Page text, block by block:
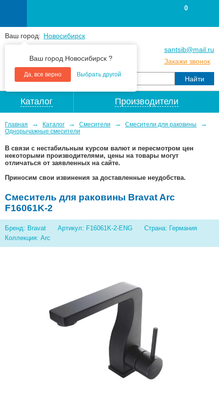
Ваш город: Новосибирск
Ваш город Новосибирск ?
Да, все верно Выбрать другой
+7(383) 213 79 30
santsib@mail.ru
Закажи звонок
0
Каталог Производители
Главная → Каталог → Смесители → Смесители для раковины →
Однорычажные смесители
В связи с нестабильным курсом валют и пересмотром цен
некоторыми производителями, цены на товары могут
отличаться от заявленных на сайте.
Приносим свои извинения за доставленные неудобства.
Смеситель для раковины Bravat Arc
F16061K-2
Бренд: Bravat Артикул: F16061K-2-ENG
Страна: Германия
Коллекция: Arc